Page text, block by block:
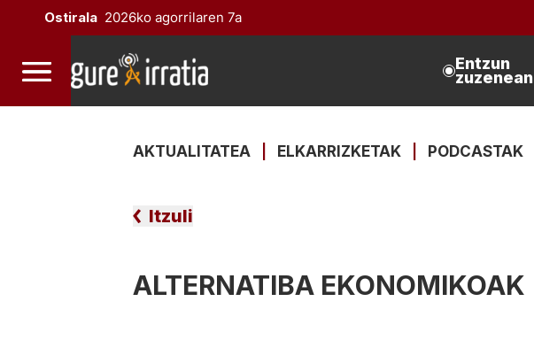
Ostirala 2026ko agorrilaren 7a
Entzun
zuzenean
AKTUALITATEA ELKARRIZKETAK PODCASTAK
Itzuli
ALTERNATIBA EKONOMIKOAK